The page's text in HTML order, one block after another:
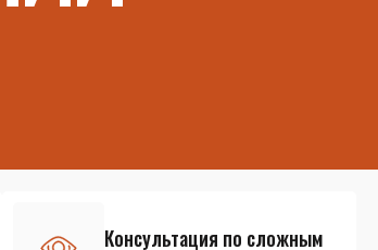
Консультация по сложным